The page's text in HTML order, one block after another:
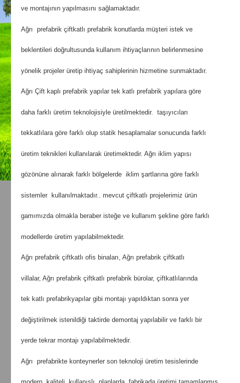
ve montajının yapılmasını sağlamaktadır.
Ağrı prefabrik çiftkatlı prefabrik konutlarda müşteri istek ve
beklentileri doğrultusunda kullanım ihtiyaçlarının belirlenmesine
yönelik projeler üretip ihtiyaç sahiplerinin hizmetine sunmaktadır.
Ağrı Çift kaplı prefabrik yapılar tek katlı prefabrik yapılara göre
daha farklı üretim teknolojisiyle üretilmektedir. taşıyıcıları
tekkatlılara göre farklı olup statik hesaplamalar sonucunda farklı
üretim teknikleri kullanılarak üretimektedir. Ağrı iklim yapısı
gözönüne alınarak farklı bölgelerde iklim şartlarına göre farklı
sistemler kullanılmaktadır.. mevcut çiftkatlı projelerimiz ürün
gamımızda olmakla beraber isteğe ve kullanım şekline göre farklı
modellerde üretim yapılabilmektedir.
Ağrı prefabrik çiftkatlı ofis binaları, Ağrı prefabrik çiftkatlı
villalar, Ağrı prefabrik çiftkatlı prefabrik bürolar, çiftkatlılarında
tek katlı prefabrikyapılar gibi montajı yapıldıktan sonra yer
değiştirilmek istenildiği taktirde demontaj yapılabilir ve farklı bir
yerde tekrar montajı yapılabilmektedir.
Ağrı prefabrikte konteynerler son teknoloji üretim tesislerinde